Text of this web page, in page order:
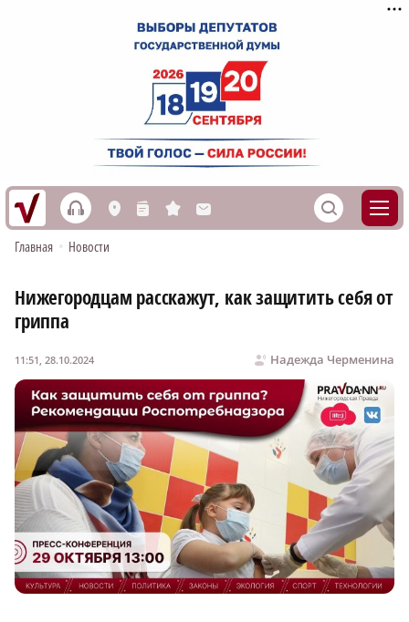
h L n s M S
Главная • Новости
Нижегородцам расскажут, как защитить себя от
гриппа
Надежда Черменина
11:51, 28.10.2024